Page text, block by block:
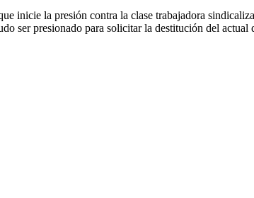
inicie la presión contra la clase trabajadora
ser presionado para solicitar la destitución del